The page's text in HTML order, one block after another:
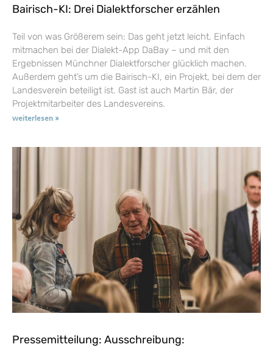
Bairisch-KI: Drei Dialektforscher erzählen
Teil von was Größerem sein: Das geht jetzt leicht. Einfach
mitmachen bei der Dialekt-App DaBay – und mit den
Ergebnissen Münchner Dialektforscher glücklich machen.
Außerdem geht’s um die Bairisch-KI, ein Projekt, bei dem der
Landesverein beteiligt ist. Gast ist auch Martin Bär, der
Projektmitarbeiter des Landesvereins.
weiterlesen »
Pressemitteilung: Ausschreibung: